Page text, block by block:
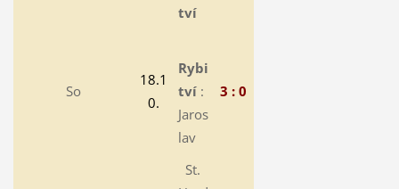
tví
So
18.1
0.
Rybi
tví:
Jaros
lav
3 : 0
St.